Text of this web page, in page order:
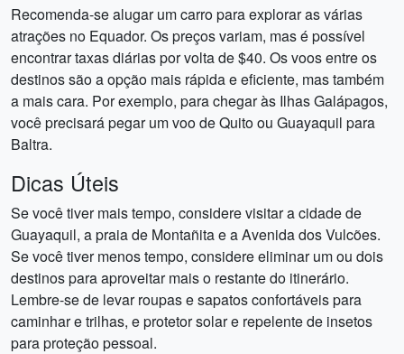
Recomenda-se alugar um carro para explorar as várias
atrações no Equador. Os preços variam, mas é possível
encontrar taxas diárias por volta de $40. Os voos entre os
destinos são a opção mais rápida e eficiente, mas também
a mais cara. Por exemplo, para chegar às Ilhas Galápagos,
você precisará pegar um voo de Quito ou Guayaquil para
Baltra.
Dicas Úteis
Se você tiver mais tempo, considere visitar a cidade de
Guayaquil, a praia de Montañita e a Avenida dos Vulcões.
Se você tiver menos tempo, considere eliminar um ou dois
destinos para aproveitar mais o restante do itinerário.
Lembre-se de levar roupas e sapatos confortáveis para
caminhar e trilhas, e protetor solar e repelente de insetos
para proteção pessoal.